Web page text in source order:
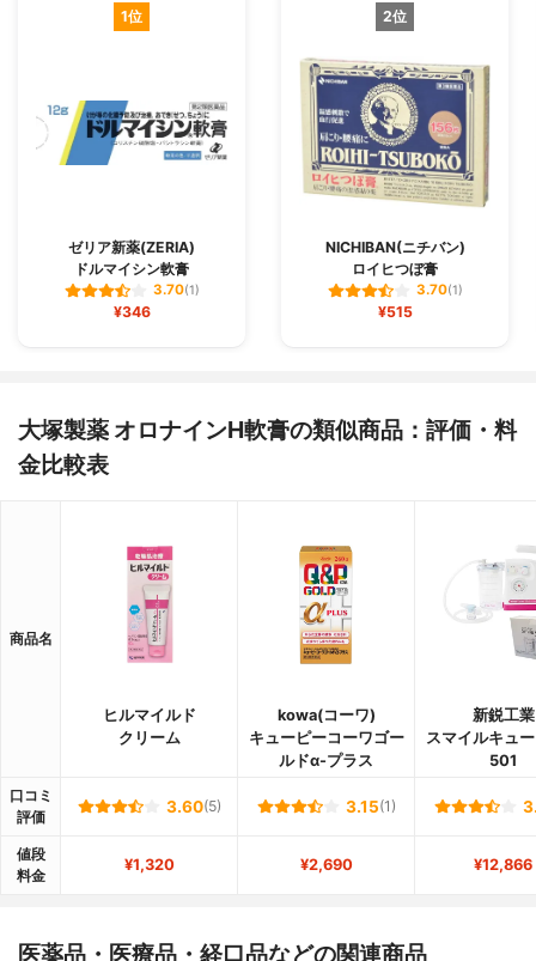
1位
ゼリア新薬(ZERIA)
ドルマイシン軟膏
3.70(1)
¥346
2位
NICHIBAN(ニチバン)
ロイヒつぼ膏
3.70(1)
¥515
大塚製薬 オロナインH軟膏の類似商品：評価・料
金比較表
商品名
ヒルマイルド
クリーム
kowa(コーワ)
キューピーコーワゴー
ルドα-プラス
新鋭工業
スマイルキュ
501
口コミ
評価
3.60(5) 3.15(1)
値段
料金
¥1,320 ¥2,690 ¥12,866
医薬品・医療品・経口品などの関連商品